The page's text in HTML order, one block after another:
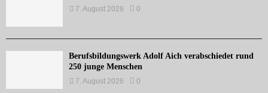
7. August 2026 0
Berufsbildungswerk Adolf Aich verabschiedet rund
250 junge Menschen
7. August 2026 0